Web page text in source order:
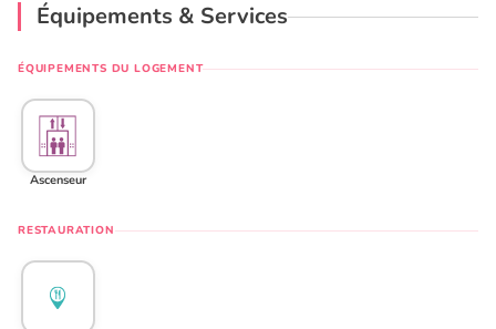
Équipements & Services
ÉQUIPEMENTS DU LOGEMENT
Ascenseur
RESTAURATION